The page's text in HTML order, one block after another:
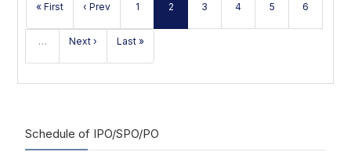
« First ‹ Prev 1 2 3 4 5 6
… Next › Last »
Schedule of IPO/SPO/PO